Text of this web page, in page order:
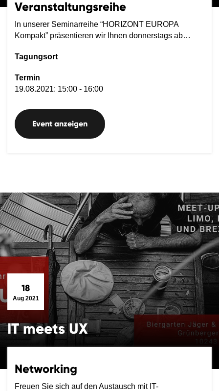
Veranstaltungsreihe
In unserer Seminarreihe “HORIZONT EUROPA
Kompakt” präsentieren wir Ihnen donnerstags ab…
Tagungsort
Termin
19.08.2021: 15:00 - 16:00
Event anzeigen
18
Aug 2021
IT meets UX
Networking
Freuen Sie sich auf den Austausch mit IT-